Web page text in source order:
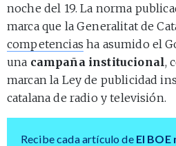
noche del 19. La norma
marca que la Generalitat de
competencias ha asumido el
una campaña institucional,
marcan la Ley de publicidad
catalana de radio y televisión.
Recibe cada artículo de El